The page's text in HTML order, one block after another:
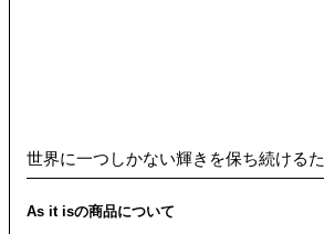
世界に一つしかない輝きを保ち続ける
As it isの商品について